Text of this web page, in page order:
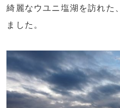
綺麗なウユニ塩湖を訪れた、
ました。